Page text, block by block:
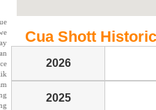
Cua Shott
2026
2025